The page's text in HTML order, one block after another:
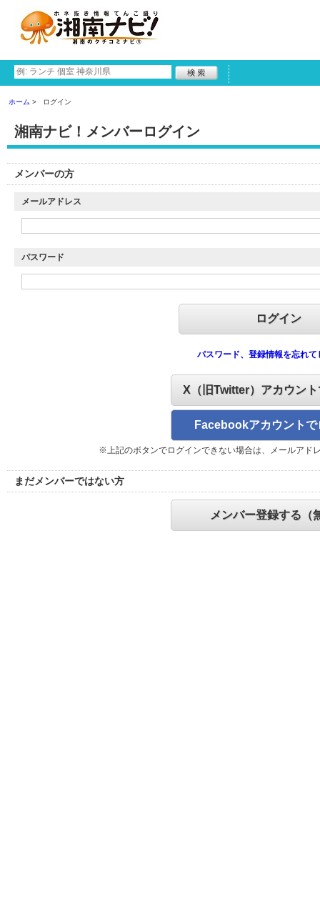
ホーム ログイン
湘南ナビ！メンバーログイン
メンバーの方
メールアドレス
パスワード
パスワード、登録情報を忘れて
X（旧Twitter）アカウン
Facebookアカウントで
※上記のボタンでログインできない場合は、メールアド
まだメンバーではない方
メンバー登録する（